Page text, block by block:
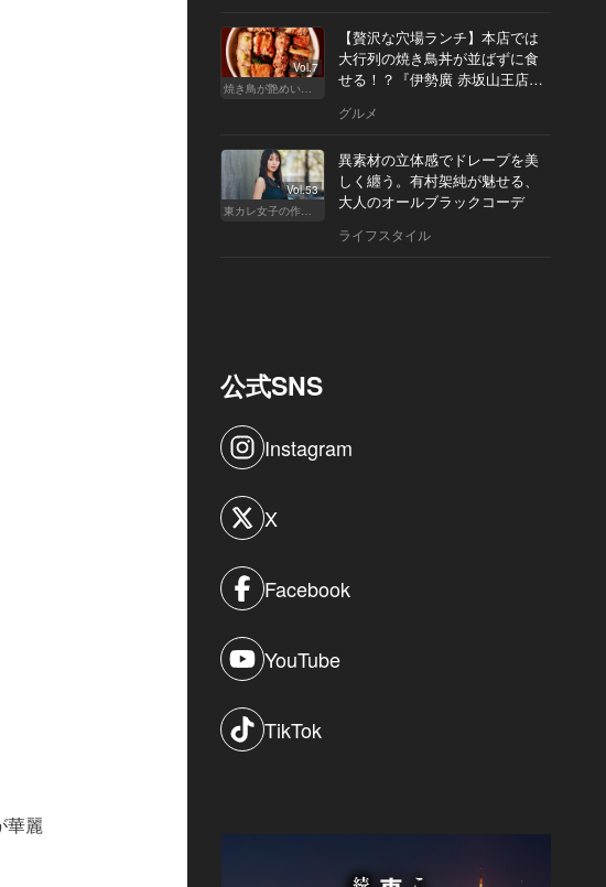
華麗
Vol.7
焼き鳥が艶めいてきた
【贅沢な穴場ランチ】本店では
大行列の焼き鳥丼が並ばずに食
せる！？『伊勢廣 赤坂山王店』
グルメ
Vol.53
東カレ女子の作り方
異素材の立体感でドレープを美
しく纏う。有村架純が魅せる、
大人のオールブラックコーデ
ライフスタイル
公式SNS
Instagram
X
Facebook
YouTube
TikTok